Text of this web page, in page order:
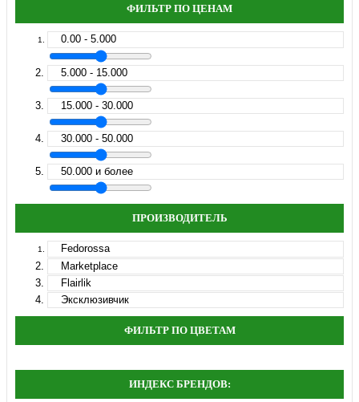
ФИЛЬТР ПО ЦЕНАМ
0.00 - 5.000
5.000 - 15.000
15.000 - 30.000
30.000 - 50.000
50.000 и более
ПРОИЗВОДИТЕЛЬ
Fedorossa
Marketplace
Flairlik
Эксклюзивчик
ФИЛЬТР ПО ЦВЕТАМ
ИНДЕКС БРЕНДОВ: